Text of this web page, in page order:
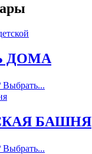
ДОМА
Выбрать...
БАШНЯ
Выбрать...